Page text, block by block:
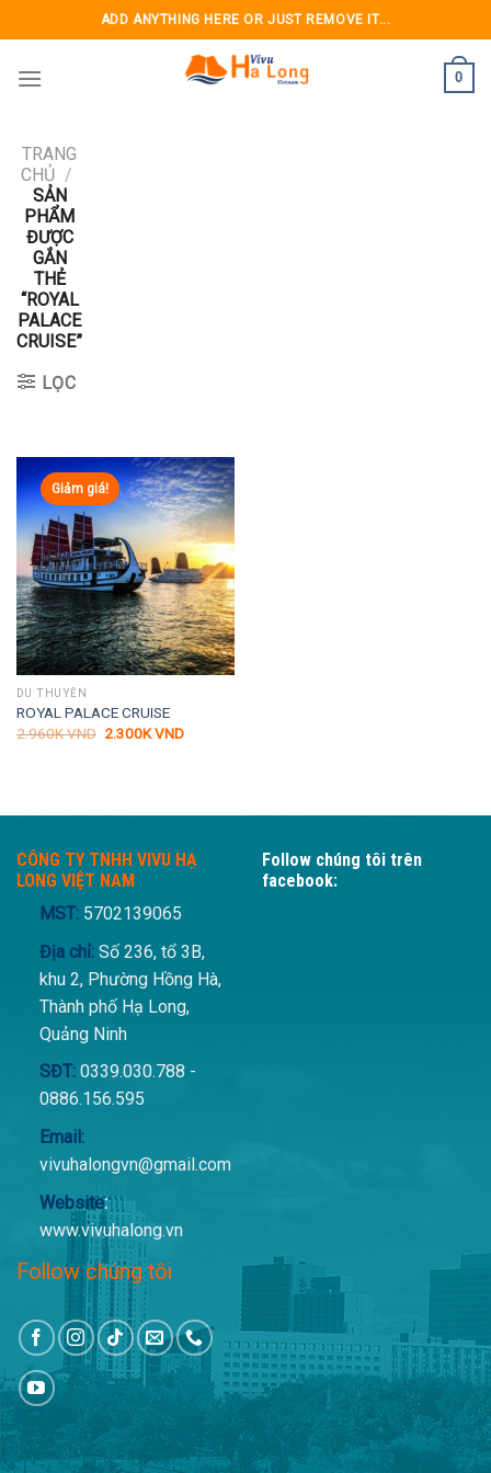
to
content
ADD ANYTHING HERE OR JUST REMOVE IT...
0
TRANG
CHỦ /
SẢN
PHẨM
ĐƯỢC
GẮN
THẺ
“ROYAL
PALACE
CRUISE”
LỌC
Giảm giá!
DU THUYỀN
ROYAL PALACE CRUISE
2.960KVND Giá
2.300KVNDGiá
CÔNG TY TNHH VIVU HẠ
LONG VIỆT NAM
MST: 5702139065
Địa chỉ:Số 236, tổ 3B,
khu 2, Phường Hồng Hà,
Thành phố Hạ Long,
Quảng Ninh
SĐT:0339.030.788 -
0886.156.595
Email:
vivuhalongvn@gmail.com
Website:
www.vivuhalong.vn
Follow chúng tôi
Follow chúng tôi trên
facebook: